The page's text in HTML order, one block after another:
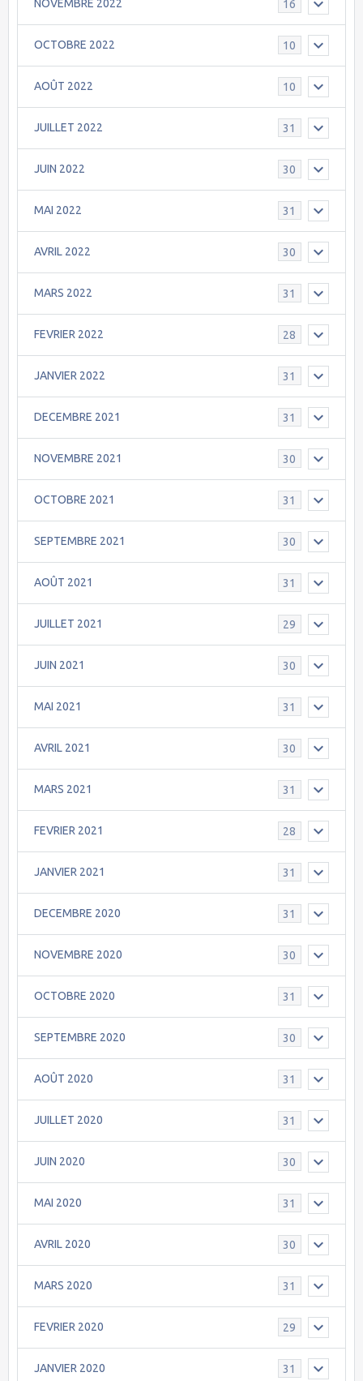
NOVEMBRE 2022 16
OCTOBRE 2022 10
AOÛT 2022 10
JUILLET 2022 31
JUIN 2022 30
MAI 2022 31
AVRIL 2022 30
MARS 2022 31
FEVRIER 2022 28
JANVIER 2022 31
DECEMBRE 2021 31
NOVEMBRE 2021 30
OCTOBRE 2021 31
SEPTEMBRE 2021 30
AOÛT 2021 31
JUILLET 2021 29
JUIN 2021 30
MAI 2021 31
AVRIL 2021 30
MARS 2021 31
FEVRIER 2021 28
JANVIER 2021 31
DECEMBRE 2020 31
NOVEMBRE 2020 30
OCTOBRE 2020 31
SEPTEMBRE 2020 30
AOÛT 2020 31
JUILLET 2020 31
JUIN 2020 30
MAI 2020 31
AVRIL 2020 30
MARS 2020 31
FEVRIER 2020 29
JANVIER 2020 31